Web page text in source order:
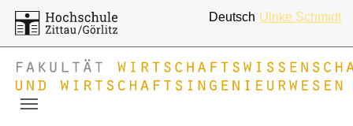
Deutsch Ulrike Schmidt